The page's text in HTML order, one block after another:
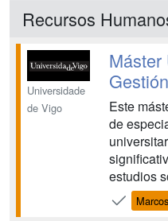
Recursos
Universidade
de Vigo
Máster
Este
de
estudios